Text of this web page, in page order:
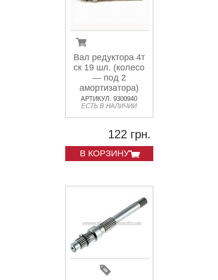
Вал редуктора 4т
ск 19 шл. (колесо
— под 2
амортизатора)
АРТИКУЛ: 9300940
ЕСТЬ В НАЛИЧИИ
122 грн.
В КОРЗИНУ